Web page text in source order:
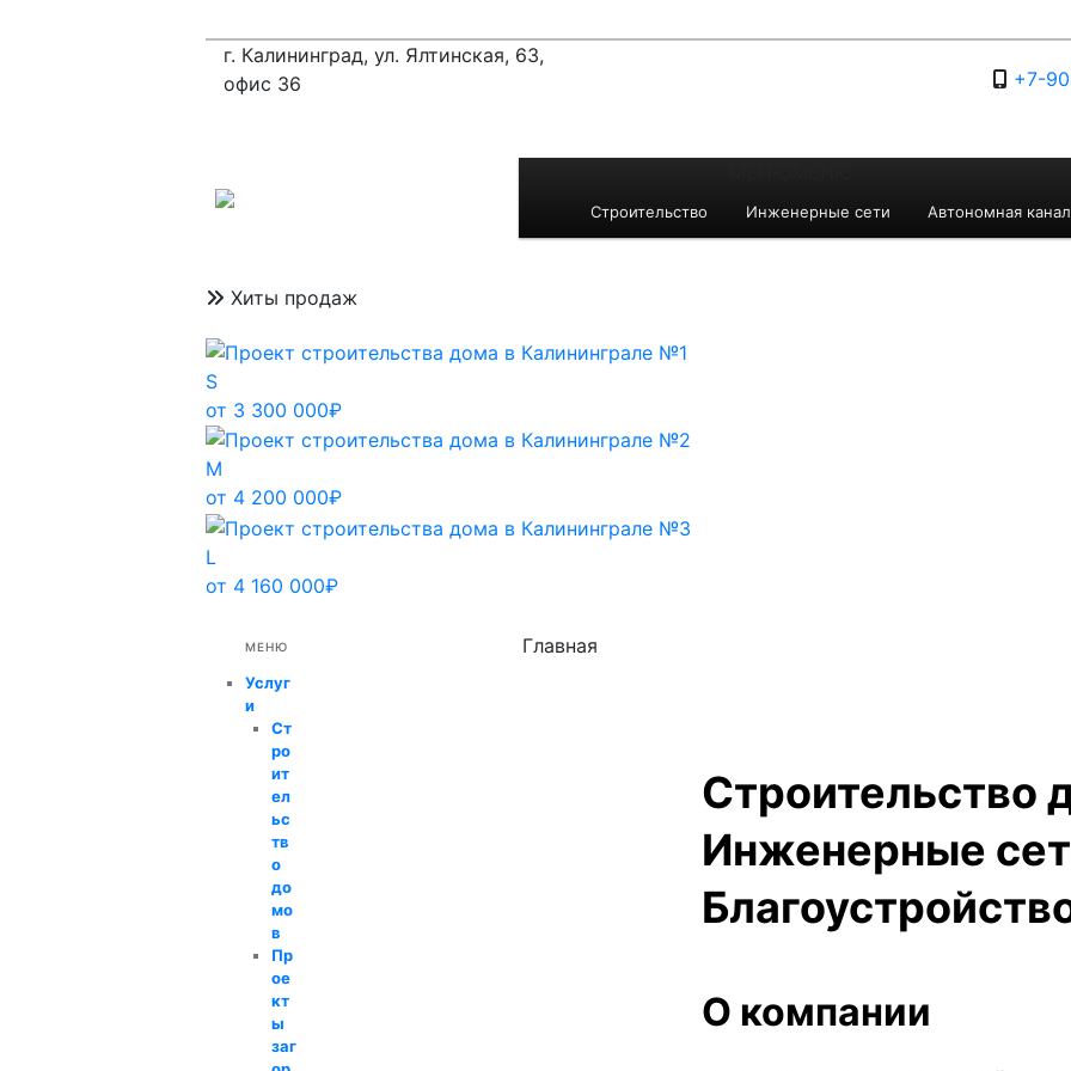
г. Калининград, ул. Ялтинская, 63,
офис 36
+7-
Строительство Инженерные сети Автономная
Хиты продаж
S
от 3 300 000₽
M
от 4 200 000₽
L
от 4 160 000₽
МЕНЮ
Услуг
и
Ст
ро
ит
ел
ьс
тв
о
до
мо
в
Пр
ое
кт
ы
заг
Главная
Строительство
Инженерные
О компании